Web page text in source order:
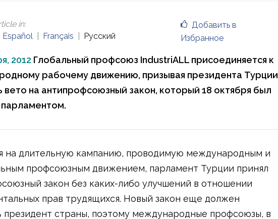
Добавить в
Избранное
in:
Español Français Русский
2012 Глобальный профсоюз IndustriALL присоединяется к
рабочему движению, призывая президента Турции
вето на антипрофсоюзный закон, который 18 октября был
на длительную кампанию, проводимую международным и
профсоюзным движением, парламент Турции принял
закон без каких-либо улучшений в отношении
прав трудящихся. Новый закон еще должен
президент страны, поэтому международные профсоюзы, в